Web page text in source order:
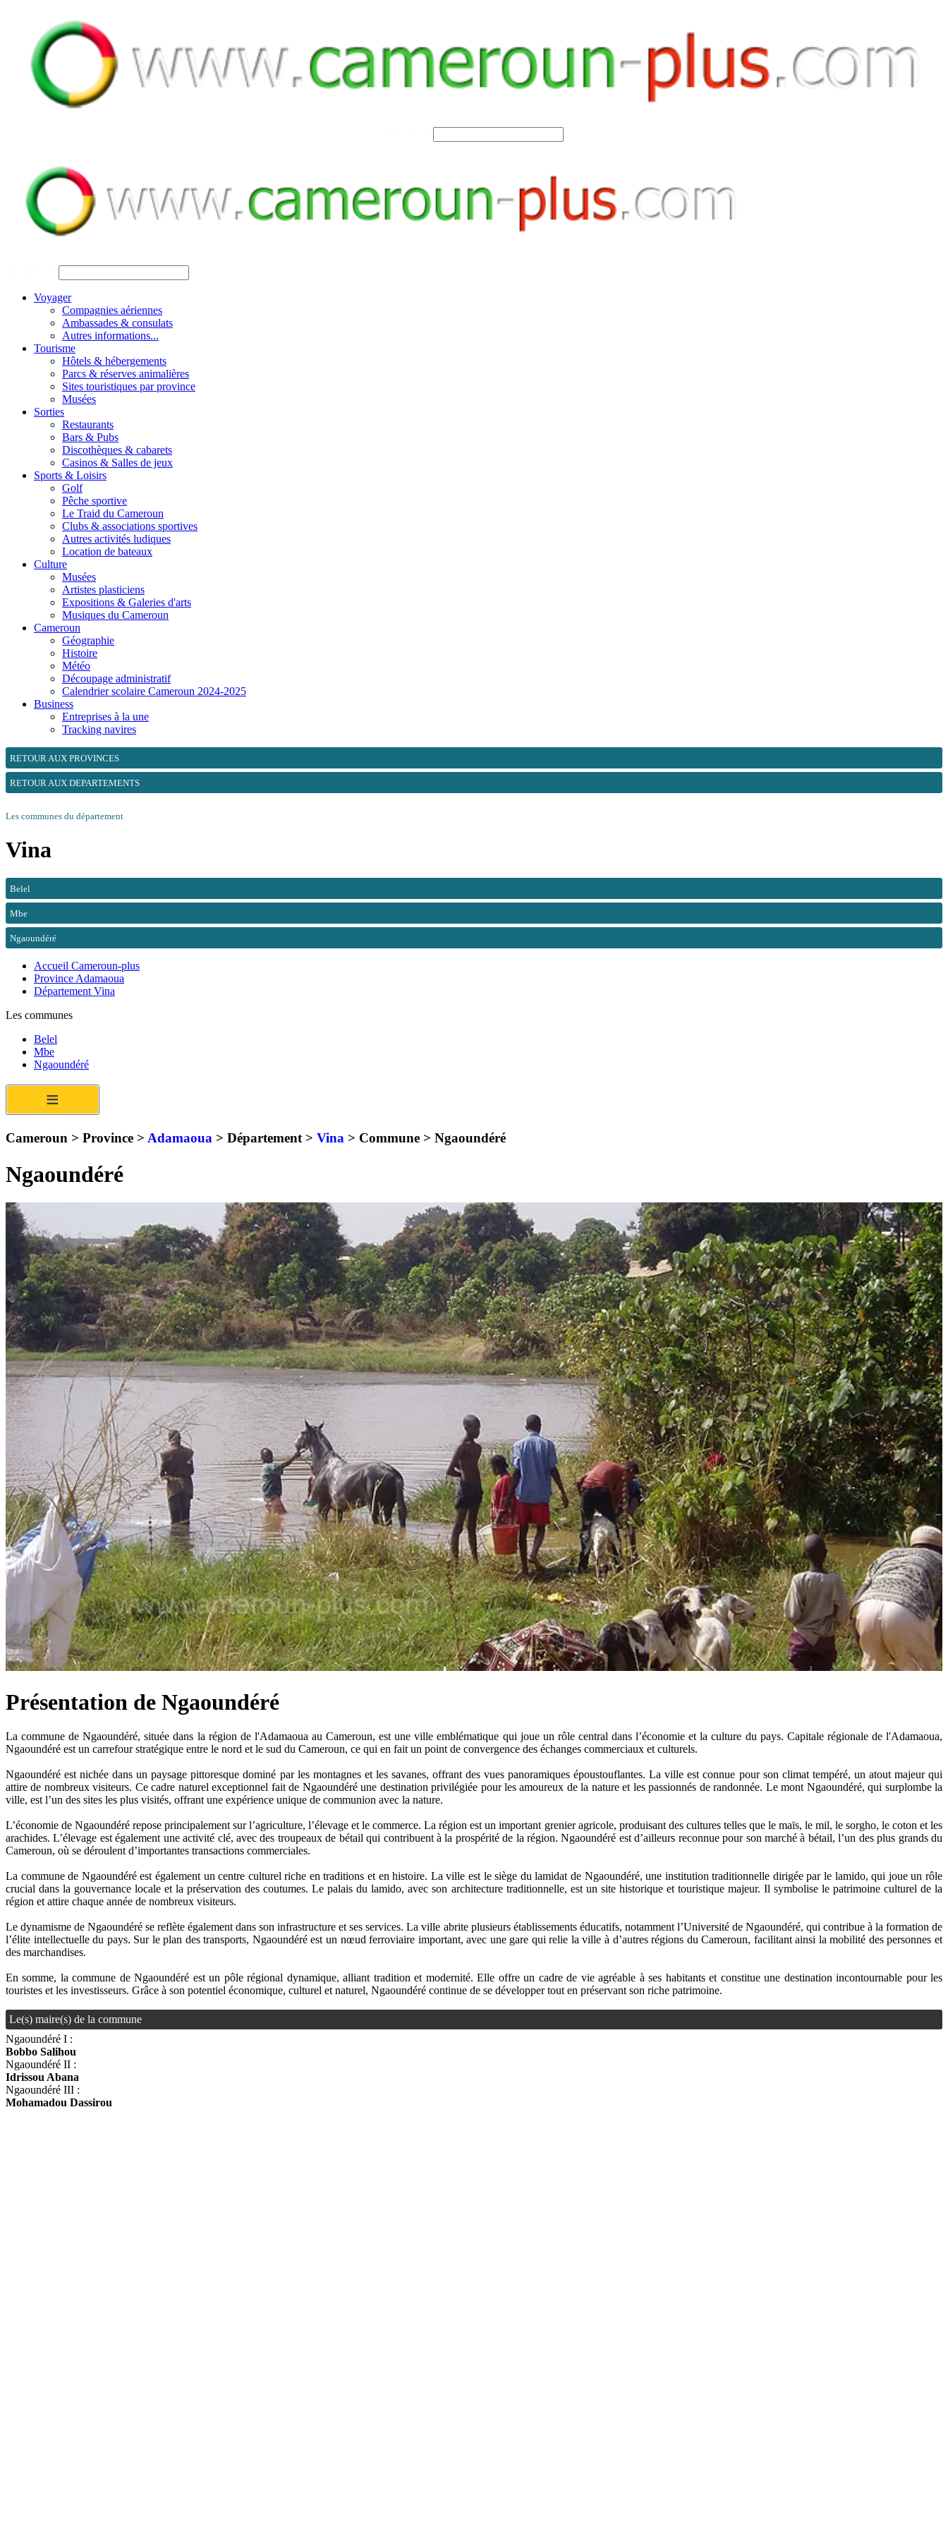
Voyager
Compagnies aériennes
Ambassades & consulats
Autres informations...
Tourisme
Hôtels & hébergements
Parcs & réserves animalières
Sites touristiques par province
Musées
Sorties
Restaurants
Bars & Pubs
Discothèques & cabarets
Casinos & Salles de jeux
Sports & Loisirs
Golf
Pêche sportive
Le Traid du Cameroun
Clubs & associations sportives
Autres activités ludiques
Location de bateaux
Culture
Musées
Artistes plasticiens
Expositions & Galeries d'arts
Musiques du Cameroun
Cameroun
Géographie
Histoire
Météo
Découpage administratif
Calendrier scolaire Cameroun 2024-2025
Business
Entreprises à la une
Tracking navires
RETOUR AUX PROVINCES
RETOUR AUX DEPARTEMENTS
Les communes du département
Vina
Belel
Mbe
Ngaoundéré
Accueil Cameroun-plus
Province Adamaoua
Département Vina
Les communes
Belel
Mbe
Ngaoundéré
≡
Cameroun > Province > Adamaoua > Département > Vina > Commune > Ngaoundéré
Ngaoundéré
Présentation de Ngaoundéré
La commune de Ngaoundéré, située dans la région de l'Adamaoua au Cameroun, est une ville emblématique qui joue un rôle central dans l’économie et la culture du pays. Capitale régionale de l'Adamaoua,
Ngaoundéré est un carrefour stratégique entre le nord et le sud du Cameroun, ce qui en fait un point de convergence des échanges commerciaux et culturels.
Ngaoundéré est nichée dans un paysage pittoresque dominé par les montagnes et les savanes, offrant des vues panoramiques époustouflantes. La ville est connue pour son climat tempéré, un atout majeur qui
attire de nombreux visiteurs. Ce cadre naturel exceptionnel fait de Ngaoundéré une destination privilégiée pour les amoureux de la nature et les passionnés de randonnée. Le mont Ngaoundéré, qui surplombe la
ville, est l’un des sites les plus visités, offrant une expérience unique de communion avec la nature.
L’économie de Ngaoundéré repose principalement sur l’agriculture, l’élevage et le commerce. La région est un important grenier agricole, produisant des cultures telles que le maïs, le mil, le sorgho, le coton et les
arachides. L’élevage est également une activité clé, avec des troupeaux de bétail qui contribuent à la prospérité de la région. Ngaoundéré est d’ailleurs reconnue pour son marché à bétail, l’un des plus grands du
Cameroun, où se déroulent d’importantes transactions commerciales.
La commune de Ngaoundéré est également un centre culturel riche en traditions et en histoire. La ville est le siège du lamidat de Ngaoundéré, une institution traditionnelle dirigée par le lamido, qui joue un rôle
crucial dans la gouvernance locale et la préservation des coutumes. Le palais du lamido, avec son architecture traditionnelle, est un site historique et touristique majeur. Il symbolise le patrimoine culturel de la
région et attire chaque année de nombreux visiteurs.
Le dynamisme de Ngaoundéré se reflète également dans son infrastructure et ses services. La ville abrite plusieurs établissements éducatifs, notamment l’Université de Ngaoundéré, qui contribue à la formation de
l’élite intellectuelle du pays. Sur le plan des transports, Ngaoundéré est un nœud ferroviaire important, avec une gare qui relie la ville à d’autres régions du Cameroun, facilitant ainsi la mobilité des personnes et
des marchandises.
En somme, la commune de Ngaoundéré est un pôle régional dynamique, alliant tradition et modernité. Elle offre un cadre de vie agréable à ses habitants et constitue une destination incontournable pour les
touristes et les investisseurs. Grâce à son potentiel économique, culturel et naturel, Ngaoundéré continue de se développer tout en préservant son riche patrimoine.
Le(s) maire(s) de la commune
Ngaoundéré I :
Bobbo Salihou
Ngaoundéré II :
Idrissou Abana
Ngaoundéré III :
Mohamadou Dassirou